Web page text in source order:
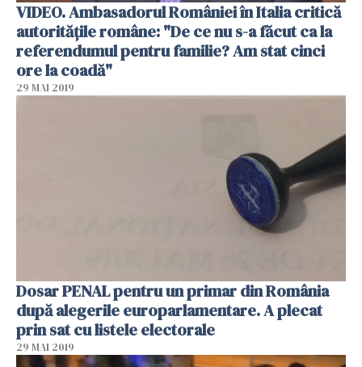
VIDEO. Ambasadorul României în Italia critică
autorităţile române: "De ce nu s-a făcut ca la
referendumul pentru familie? Am stat cinci
ore la coadă"
29 MAI 2019
Dosar PENAL pentru un primar din România
după alegerile europarlamentare. A plecat
prin sat cu listele electorale
29 MAI 2019